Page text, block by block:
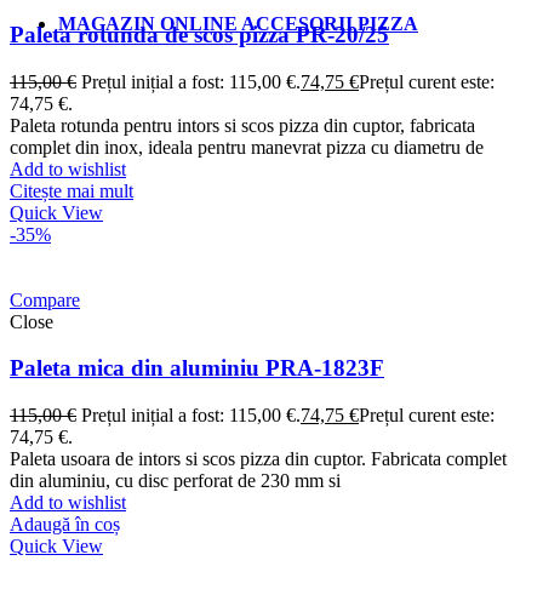
MAGAZIN ONLINE ACCESORII PIZZA
Paleta rotunda de scos pizza PR-20/25
115,00€ Prețul inițial a fost: 115,00 €.74,75 €Prețul curent este:
74,75 €.
Paleta rotunda pentru intors si scos pizza din cuptor, fabricata
complet din inox, ideala pentru manevrat pizza cu diametru de
Add to wishlist
Citește mai mult
Quick View
-35%
Compare
Close
Paleta mica din aluminiu PRA-1823F
115,00€ Prețul inițial a fost: 115,00 €.74,75 €Prețul curent este:
74,75 €.
Paleta usoara de intors si scos pizza din cuptor. Fabricata complet
din aluminiu, cu disc perforat de 230 mm si
Add to wishlist
Adaugă în coș
Quick View